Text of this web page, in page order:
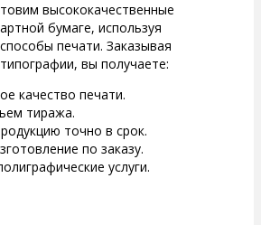
высококачественные
бумаге, используя
печати. Заказывая
вы получаете:
качество печати.
тиража.
точно в срок.
по заказу.
услуги.